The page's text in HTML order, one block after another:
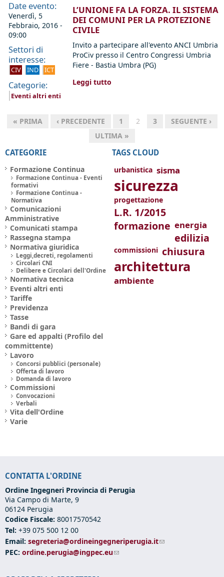
Date evento:
Venerdì, 5
Febbraio, 2016 -
09:00
Settori di
interesse:
CIV IND ICT
Categorie:
Eventi altri enti
L’UNIONE FA LA FORZA. IL SISTEMA
DEI COMUNI PER LA PROTEZIONE
CIVILE
Invito a partecipare all'evento ANCI Umbria
ProCiv presso il Centro Congressi Umbria
Fiere - Bastia Umbra (PG)
Leggi tutto
« PRIMA ‹ PRECEDENTE 1 2 3
SEGUENTE ›
ULTIMA »
CATEGORIE
Formazione Continua
Formazione Continua - Eventi
formativi
Formazione Continua -
Normativa
Comunicazioni
Amministrative
Comunicati stampa
Rassegna stampa
Normativa giuridica
Leggi,decreti, regolamenti
Circolari CNI
Delibere e Circolari dell'Ordine
Normativa tecnica
Eventi altri enti
Tariffe
Previdenza
Tasse
Bandi di gara
Gare ed appalti (Profilo del
committente)
Lavoro
Concorsi pubblici (personale)
Offerta di lavoro
Domanda di lavoro
Commissioni
Convocazioni
Verbali
Vita dell'Ordine
Varie
TAGS CLOUD
urbanistica sisma
sicurezza
progettazione
L.R. 1/2015
formazione energia
edilizia
commissioni chiusura
architettura
ambiente
CONTATTA L'ORDINE
Ordine Ingegneri Provincia di Perugia
Via Campo di Marte, 9
06124 Perugia
Codice Fiscale: 80017570542
Tel: +39 075 500 12 00
Email: segreteria@ordineingegneriperugia.it(link sends e-mail)
PEC: ordine.perugia@ingpec.eu(link sends e-mail)